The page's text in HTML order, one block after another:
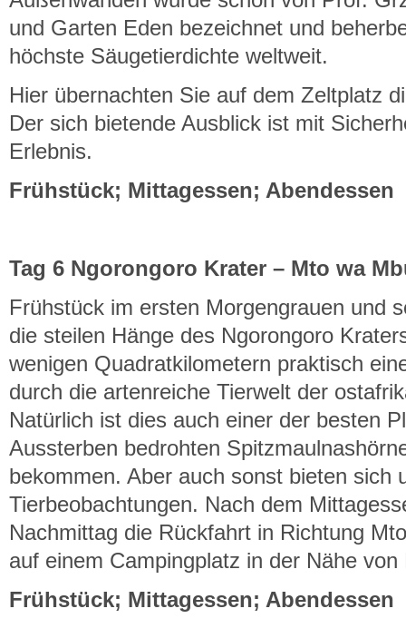
und Garten Eden bezeichnet und
höchste Säugetierdichte weltweit.
Hier übernachten Sie auf dem Zeltplatz
Der sich bietende Ausblick ist mit
Erlebnis.
Frühstück; Mittagessen; Abendessen
Tag 6 Ngorongoro Krater – Mto wa
Frühstück im ersten Morgengrauen und
die steilen Hänge des Ngorongoro
wenigen Quadratkilometern praktisch
durch die artenreiche Tierwelt der
Natürlich ist dies auch einer der besten
Aussterben bedrohten
bekommen. Aber auch sonst bieten sich
Tierbeobachtungen. Nach dem
Nachmittag die Rückfahrt in Richtung
auf einem Campingplatz in der Nähe
Frühstück; Mittagessen; Abendessen